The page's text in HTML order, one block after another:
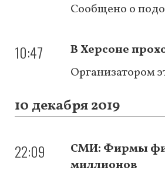
Сообщено о
10:47
В Херсоне
Организатором
10 декабря 2019
22:09
СМИ: Фирмы
миллионов